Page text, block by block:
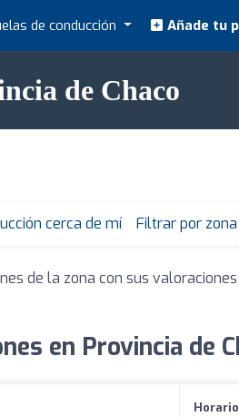
de conducción Añade tu
de Chaco
cerca de mí Filtrar por zona
de la zona con sus
en Provincia de